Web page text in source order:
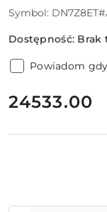
Symbol:
Dostępność: Brak
Powiadom
cena:
24533.00